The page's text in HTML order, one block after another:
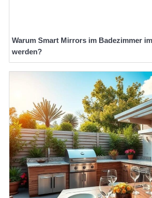
Warum Smart Mirrors im Badezimmer
werden?